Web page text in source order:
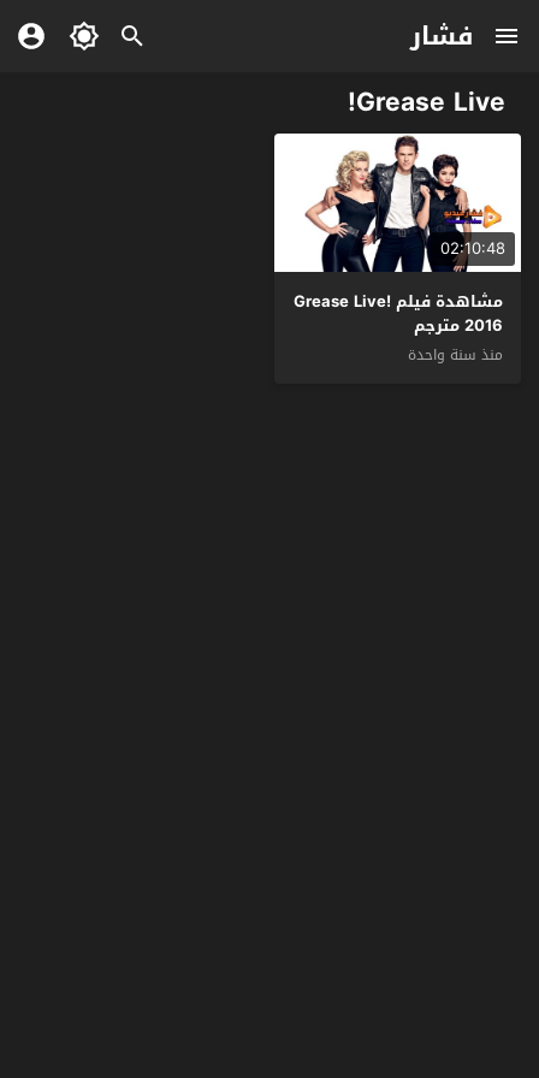
فشار
Grease Live!
02:10:48
مشاهدة فيلم Grease Live!
2016 مترجم
منذ سنة واحدة